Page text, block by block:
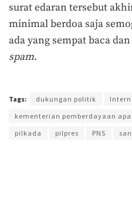
surat edaran tersebut
minimal berdoa saja
ada yang sempat baca
spam.
Tags: dukungan politik
kementerian pemberdayaan
pilkada
pilpres PNS